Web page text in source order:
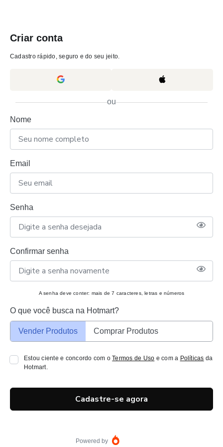
Criar conta
Cadastro rápido, seguro e do seu jeito.
ou
Nome
Email
Senha
Confirmar senha
A senha deve conter: mais de 7 caracteres, letras e números
O que você busca na Hotmart?
Vender Produtos Comprar Produtos
Estou ciente e concordo com oTermos de Uso e com a Políticas da
Hotmart.
Cadastre-se agora
Powered by